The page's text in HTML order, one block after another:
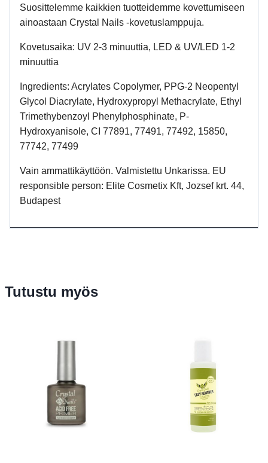
Suosittelemme kaikkien tuotteidemme kovettumiseen
ainoastaan Crystal Nails -kovetuslamppuja.
Kovetusaika: UV 2-3 minuuttia, LED & UV/LED 1-2
minuuttia
Ingredients: Acrylates Copolymer, PPG-2 Neopentyl
Glycol Diacrylate, Hydroxypropyl Methacrylate, Ethyl
Trimethybenzoyl Phenylphosphinate, P-
Hydroxyanisole, CI 77891, 77491, 77492, 15850,
77742, 77499
Vain ammattikäyttöön. Valmistettu Unkarissa. EU
responsible person: Elite Cosmetix Kft, Jozsef krt. 44,
Budapest
Tutustu myös